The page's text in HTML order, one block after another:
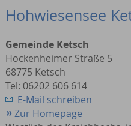
Hohwiesensee
Gemeinde Ketsch
Hockenheimer Straße 5
68775 Ketsch
Tel: 06202 606 614
E-Mail schreiben
Zur Homepage